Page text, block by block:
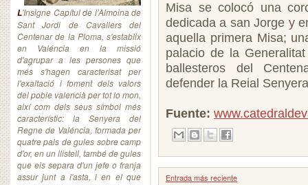
L'Insigne Capítul de l’Almoina de
Sant Jordi de Cavallers del
Centenar de la Ploma, s'establix
en Valéncia en la missió
d'agrupar a les persones que
més s'hagen caracterisat per
l'exaltació i foment dels valors
del poble valencià per tot lo mon,
així com dels seus símbol més
característic: la Senyera del
Regne de Valéncia, formada per
quatre pals de gules sobre camp
d'or, en un llistell, també de gules
que els separa d'un jefe o franja
assur junt a l'asta, i en el que
Misa se colocó una
dedicada a san Jorge y
aquella primera Misa;
palacio de la
ballesteros del
defender la Reial
Fuente:
Entrada más reciente